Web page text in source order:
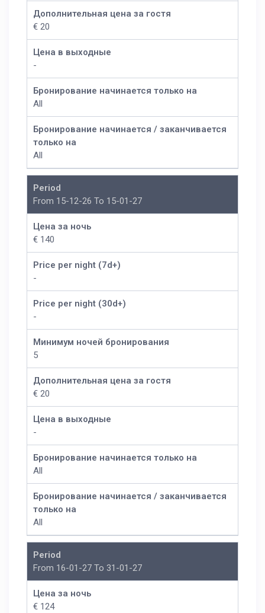
Дополнительная цена за гостя
€ 20
Цена в выходные
-
Бронирование начинается только на
All
Бронирование начинается / заканчивается
только на
All
Period
From 15-12-26 To 15-01-27
Цена за ночь
€ 140
Price per night (7d+)
-
Price per night (30d+)
-
Минимум ночей бронирования
5
Дополнительная цена за гостя
€ 20
Цена в выходные
-
Бронирование начинается только на
All
Бронирование начинается / заканчивается
только на
All
Period
From 16-01-27 To 31-01-27
Цена за ночь
€ 124